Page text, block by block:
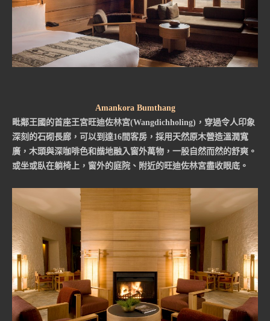
Amankora Bumthang
毗鄰王國的首座王宮旺迪佐林宮(Wangdichholing)，穿過令人印象
深刻的石砌長廊，可以到達16間客房，採用天然原木營造溫潤寬
廣，木頭與深咖啡色和諧地融入窗外萬物，一股自然而然的舒爽。
或坐或臥在躺椅上，窗外的庭院、附近的旺迪佐林宮盡收眼底。